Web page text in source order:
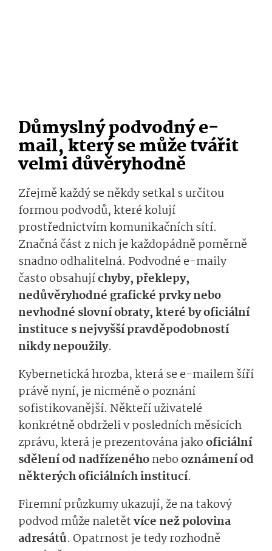
Důmyslný podvodný e-
mail, který se může tvářit
velmi důvěryhodně
Zřejmě každý se někdy setkal s určitou
formou podvodů, které kolují
prostřednictvím komunikačních sítí.
Značná část z nich je každopádně poměrně
snadno odhalitelná. Podvodné e-maily
často obsahujíchyby, překlepy,
nedůvěryhodné grafické prvky nebo
nevhodné slovní obraty, které by oficiální
instituce s nejvyšší pravděpodobností
nikdy nepoužily.
Kybernetická hrozba, která se e-mailem šíří
právě nyní, je nicméně o poznání
sofistikovaněj­ší. Někteří uživatelé
konkrétně obdrželi v posledních měsících
zprávu, která je prezentována jakooficiální
sdělení od nadřízenéhonebooznámení od
některých oficiálních institucí.
Firemní průzkumy ukazují, že na takový
podvod může naletětvíce než polovina
adresátů. Opatrnost je tedy rozhodně